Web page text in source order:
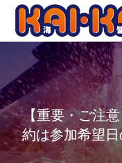
【重要・ご注
約は参加希望